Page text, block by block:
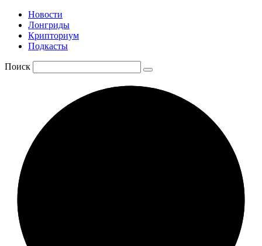
Новости
Лонгриды
Крипториум
Подкасты
Поиск